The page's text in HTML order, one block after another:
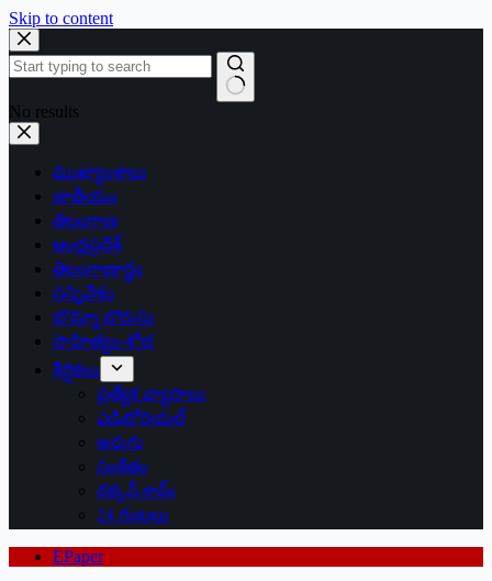
Skip to content
No results
ముఖ్యాంశాలు
జాతీయం
తెలంగాణ
ఆంధ్రప్రదేశ్
తెలంగాణార్థం
సన్నివేశం
బొమ్మా బొరుసు
సాహిత్యం-శోభ
శీర్షికలు
ప్రత్యేక వ్యాసాలు
ఎడిటోరియల్
అరుగు
సంకేతం
దక్కన్.కామ్
24 గంటలు
EPaper